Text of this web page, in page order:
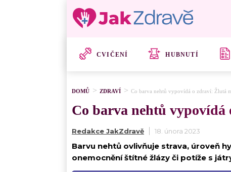
CVIČENÍ HUBNUTÍ
DOMŮ ZDRAVÍ Co barva nehtů vypovídá o zdraví: Žlutá
Co barva nehtů
Redakce JakZdravě 18. února 2023
Barvu nehtů ovlivňuje strava, úroveň
onemocnění štítné žlázy či potíže s